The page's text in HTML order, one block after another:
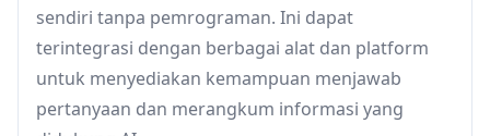
sendiri tanpa pemrograman. Ini dapat
terintegrasi dengan berbagai alat dan platform
untuk menyediakan kemampuan menjawab
pertanyaan dan merangkum informasi yang